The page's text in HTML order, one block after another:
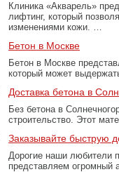
Клиника «Акварель»
лифтинг, который
изменениями кожи. …
Бетон в Москве
Бетон в Москве
который может
Доставка бетона в
Без бетона в
строительство. Этот
Заказывайте быструю
Дорогие наши любители
представляем огромный